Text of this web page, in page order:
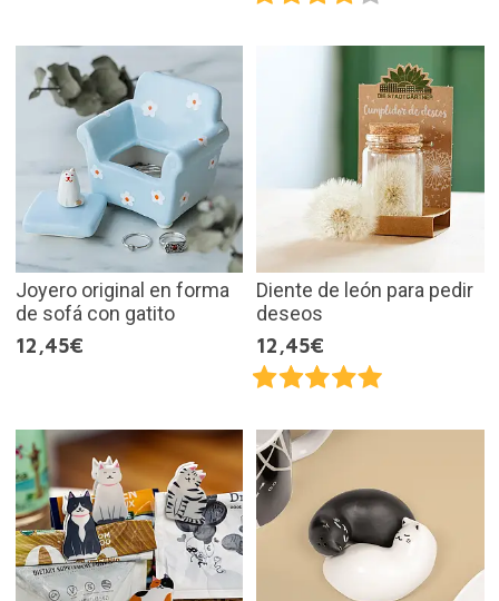
Joyero original en forma
de sofá con gatito
12,45€
Diente de león para pedir
deseos
12,45€